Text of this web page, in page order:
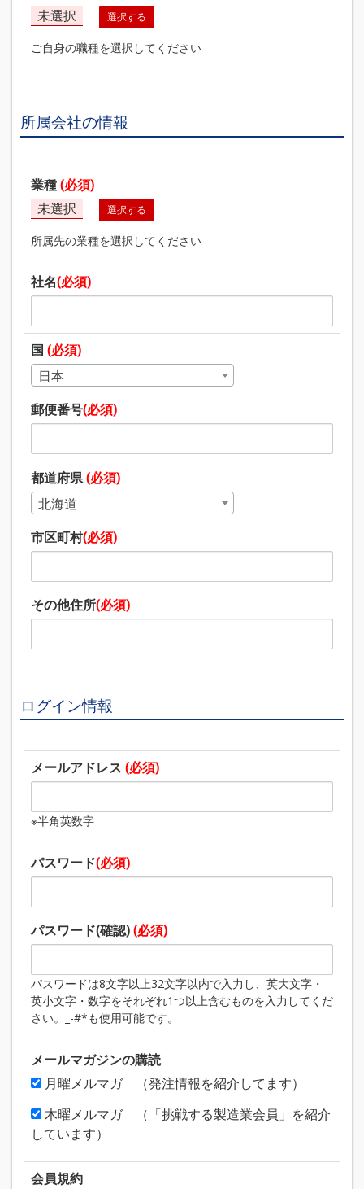
未選択
選択する
ご自身の職種を選択してください
所属会社の情報
業種(必須)
未選択
選択する
所属先の業種を選択してください
社名(必須)
国 (必須)
日本
郵便番号(必須)
都道府県(必須)
北海道
市区町村(必須)
その他住所(必須)
ログイン情報
メールアドレス (必須)
※半角英数字
パスワード(必須)
パスワード(確認)(必須)
パスワードは8文字以上32文字以内で入力し、英大文字・
英小文字・数字をそれぞれ1つ以上含むものを入力してくだ
さい。_-#*も使用可能です。
メールマガジンの購読
月曜メルマガ （発注情報を紹介してます）
木曜メルマガ （「挑戦する製造業会員」を紹介
しています）
会員規約